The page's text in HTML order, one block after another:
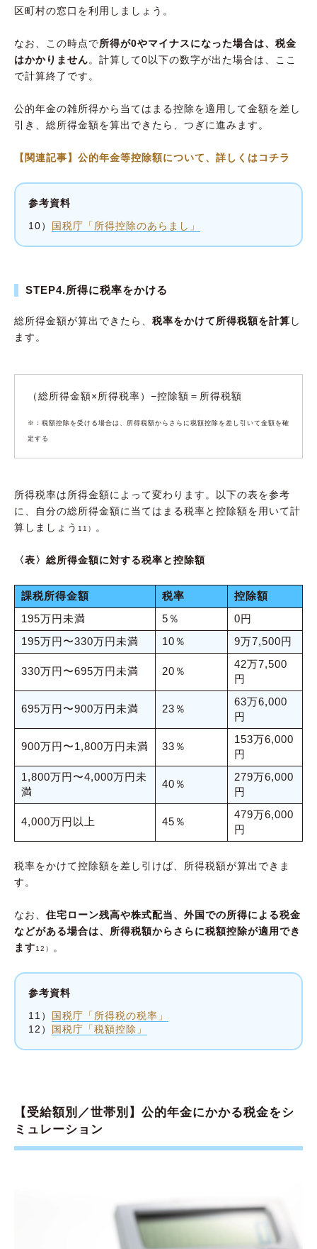
区町村の窓口を利用しましょう。
なお、この時点で所得が0やマイナスになった場合は、税金
はかかりません。計算して0以下の数字が出た場合は、ここ
で計算終了です。
公的年金の雑所得から当てはまる控除を適用して金額を差し
引き、総所得金額を算出できたら、つぎに進みます。
【関連記事】公的年金等控除額について、詳しくはコチラ
参考資料
10） 国税庁「所得控除のあらまし」
STEP4.所得に税率をかける
総所得金額が算出できたら、 税率をかけて所得税額を計算 し
ます。
（総所得金額×所得税率）−控除額＝所得税額
※：税額控除を受ける場合は、所得税額からさらに税額控除を差し引いて金額を確
定する
所得税率は所得金額によって変わります。以下の表を参考
に、自分の総所得金額に当てはまる税率と控除額を用いて計
算しましょう 11） 。
〈表〉総所得金額に対する税率と控除額
課税所得金額 税率
控除額
195万円未満
5％
0円
195万円〜330万円未満
10％ 9万7,500円
330万円〜695万円未満 20％
42万7,500
円
695万円〜900万円未満 23％
63万6,000
円
900万円〜1,800万円未満 33％
153万6,000
円
1,800万円〜4,000万円未
満
40％
279万6,000
円
4,000万円以上 45％
479万6,000
円
税率をかけて控除額を差し引けば、所得税額が算出できま
す。
なお、 住宅ローン残高や株式配当、外国での所得による税金
などがある場合は、所得税額からさらに税額控除が適用でき
ます12） 。
参考資料
11）
国税庁「所得税の税率」
12）
国税庁「税額控除」
【受給額別／世帯別】公的年金にかかる税金をシ
ミュレーション